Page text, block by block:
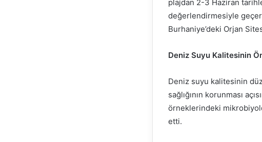
plajdan 2-3 Haziran
değerlendirmesiyle geçer
Burhaniye’deki Orjan
Deniz Suyu Kalitesinin
Deniz suyu kalitesinin
sağlığının korunması
örneklerindeki
etti.